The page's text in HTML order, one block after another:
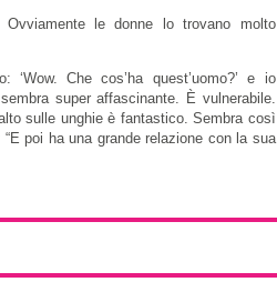
Ovviamente le donne lo trovano molto
‘Wow. Che cos’ha quest’uomo?’ e io
super affascinante. È vulnerabile.
sulle unghie è fantastico. Sembra così
poi ha una grande relazione con la sua